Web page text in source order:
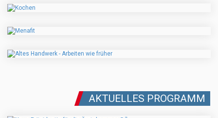
AKTUELLES PROGRAMM